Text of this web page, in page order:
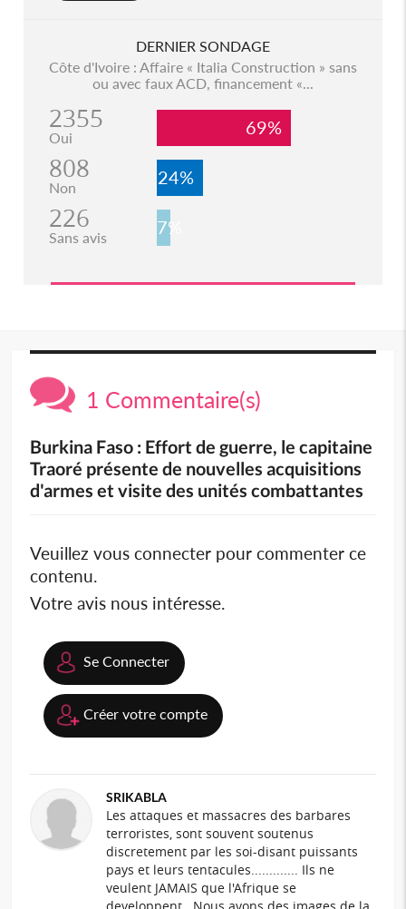
DERNIER SONDAGE
Côte d'Ivoire : Affaire « Italia Construction » sans
ou avec faux ACD, financement «...
2355
Oui 69%
808
Non 24%
226
Sans avis 7%
1 Commentaire(s)
Burkina Faso : Effort de guerre, le capitaine
Traoré présente de nouvelles acquisitions
d'armes et visite des unités combattantes
Veuillez vous connecter pour commenter ce
contenu.
Votre avis nous intéresse.
Se Connecter
Créer votre compte
SRIKABLA
Les attaques et massacres des barbares
terroristes, sont souvent soutenus
discretement par les soi-disant puissants
pays et leurs tentacules............. Ils ne
veulent JAMAIS que l'Afrique se